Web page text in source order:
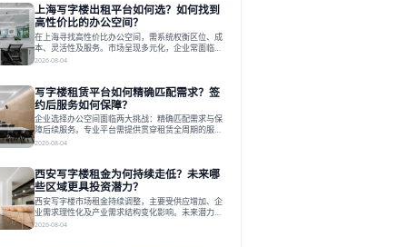
升性价比，并通过不同规模企业的实际案例加以说
明。之后指出，专业运营服务商提供的稳定环境、社
群活动与产业集聚等增值服务，是很大化空间价值、
助力企业成长的关键。对于许多在
上海写字楼出租平台如何选？如何找到
高性价比的办公空间？
在上海寻找高性价比办公空间，需系统权衡区位、成
本、灵活性及服务。市场呈现多元化，企业常面临租
赁流程复杂、隐性成本高等挑战。选择平台时，应评
区、灵活产品和丰富配套，满足不同企业需求。企业
应明确自身需求，实地考察，选择能支持长期发展、
提升竞争力的办公空间。在上海寻找合适的办公空
间，对于企业行政负责人、中小企业主
2026-08-04
写字楼租赁平台如何精确匹配需求？签
约后服务如何保障？
企业选择办公空间面临两大挑战：精确匹配需求与保
障后续服务。专业平台需提供贯穿租赁全周期的服
务，将企业从非核心事务中解放。精确匹配需结合企
的全周期保障体系。德必集团通过标准化服务与个性
化运营结合，以全国布局和产业生态圈为企业提供稳
定支持，体现了从信息撮合到深度服务的能力转变。
在为企业寻找办公空间的过程中，
2026-08-04
西安写字楼租金为何持续走低？未来哪
些区域更具投资潜力？
西安写字楼市场租金持续调整，主要受供应增加、企
业需求理性化及产业需求结构变化影响。未来潜力区
域集中在产业集聚、交利及城市更新地带，如高新区
2026-08-04